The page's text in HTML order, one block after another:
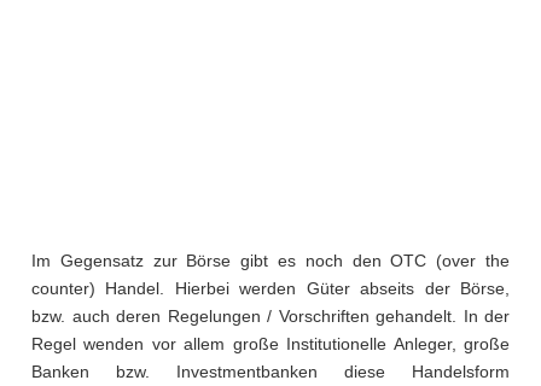
Im Gegensatz zur Börse gibt es noch den OTC (over the
counter) Handel. Hierbei werden Güter abseits der Börse,
bzw. auch deren Regelungen / Vorschriften gehandelt. In der
Regel wenden vor allem große Institutionelle Anleger, große
Banken bzw. Investmentbanken diese Handelsform